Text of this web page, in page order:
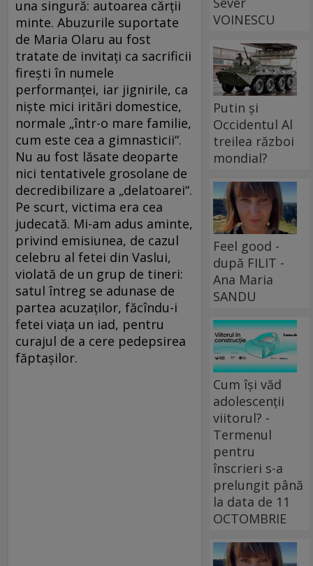
una singură: autoarea cărții
minte. Abuzurile suportate
de Maria Olaru au fost
tratate de invitați ca sacrificii
firești în numele
performanței, iar jignirile, ca
niște mici iritări domestice,
normale „într-o mare familie,
cum este cea a gimnasticii“.
Nu au fost lăsate deoparte
nici tentativele grosolane de
decredibilizare a „delatoarei“.
Pe scurt, victima era cea
judecată. Mi-am adus aminte,
privind emisiunea, de cazul
celebru al fetei din Vaslui,
violată de un grup de tineri:
satul întreg se adunase de
partea acuzaților, făcîndu-i
fetei viața un iad, pentru
curajul de a cere pedepsirea
făptașilor.
VOINESCU
Putin și
Occidentul Al
treilea război
mondial?
Feel good -
după FILIT -
Ana Maria
SANDU
Cum își văd
adolescenții
viitorul? -
Termenul
pentru
înscrieri s-a
prelungit până
la data de 11
OCTOMBRIE